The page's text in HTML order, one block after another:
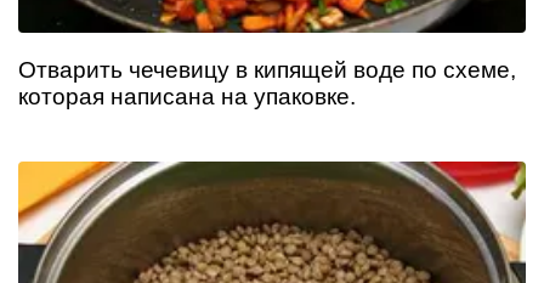
Отварить чечевицу в кипящей воде по схеме,
которая написана на упаковке.